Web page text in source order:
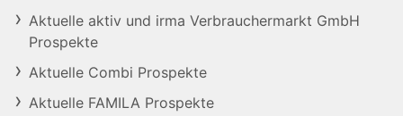
Aktuelle aktiv und irma Verbrauchermarkt GmbH
Prospekte
Aktuelle Combi Prospekte
Aktuelle FAMILA Prospekte